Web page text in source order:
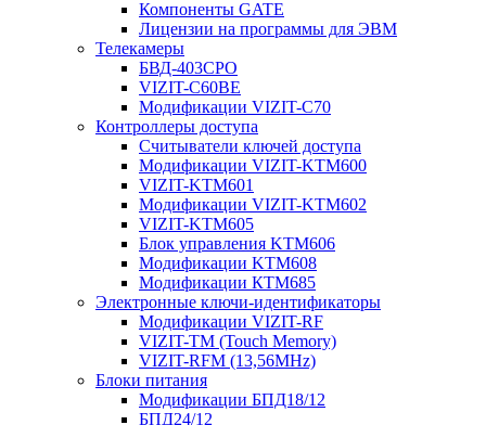
Компоненты GATE
Лицензии на программы для ЭВМ
Телекамеры
БВД-403СРО
VIZIT-С60BE
Модификации VIZIT-C70
Контроллеры доступа
Считыватели ключей доступа
Модификации VIZIT-KTM600
VIZIT-KTM601
Модификации VIZIT-KTM602
VIZIT-KTM605
Блок управления KTM606
Модификации KTM608
Модификации КТМ685
Электронные ключи-идентификаторы
Модификации VIZIT-RF
VIZIT-TM (Touch Memory)
VIZIT-RFM (13,56MHz)
Блоки питания
Модификации БПД18/12
БПД24/12